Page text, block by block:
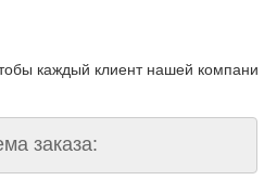
каждый клиент нашей компании
заказа: